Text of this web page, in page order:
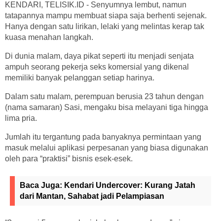
KENDARI, TELISIK.ID - Senyumnya lembut, namun
tatapannya mampu membuat siapa saja berhenti sejenak.
Hanya dengan satu lirikan, lelaki yang melintas kerap tak
kuasa menahan langkah.
Di dunia malam, daya pikat seperti itu menjadi senjata
ampuh seorang pekerja seks komersial yang dikenal
memiliki banyak pelanggan setiap harinya.
Dalam satu malam, perempuan berusia 23 tahun dengan
(nama samaran) Sasi, mengaku bisa melayani tiga hingga
lima pria.
Jumlah itu tergantung pada banyaknya permintaan yang
masuk melalui aplikasi perpesanan yang biasa digunakan
oleh para “praktisi” bisnis esek-esek.
Baca Juga: Kendari Undercover: Kurang Jatah
dari Mantan, Sahabat jadi Pelampiasan